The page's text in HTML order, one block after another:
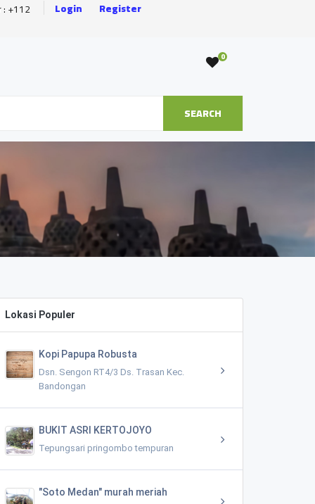
: +112 Login Register
0
SEARCH
Lokasi Populer
Kopi Papupa Robusta
Dsn. Sengon RT4/3 Ds. Trasan Kec.
Bandongan
BUKIT ASRI KERTOJOYO
Tepungsari pringombo tempuran
"Soto Medan" murah meriah